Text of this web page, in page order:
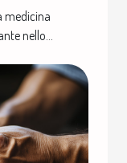
medicina
nello...